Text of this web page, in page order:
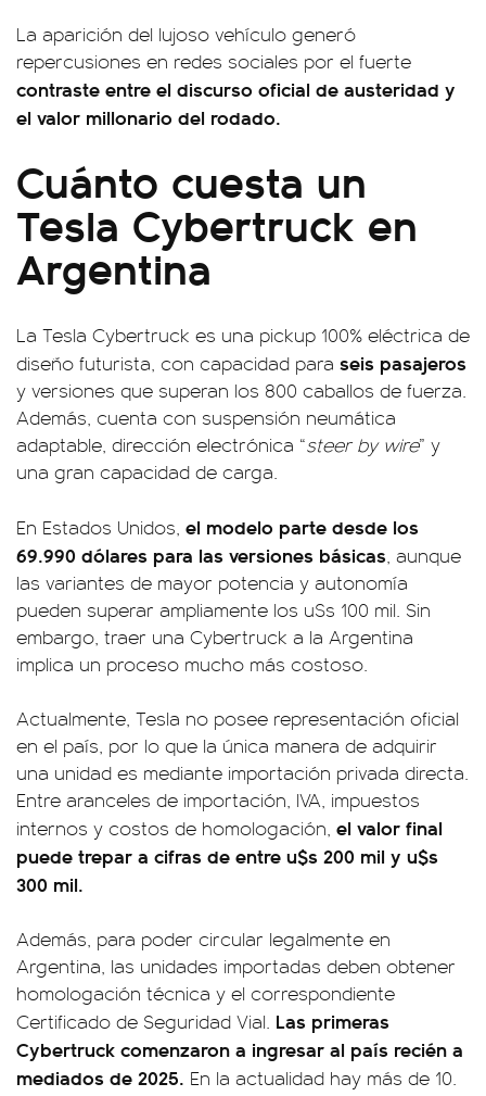
La aparición del lujoso vehículo generó
repercusiones en redes sociales por el fuerte
contraste entre el discurso oficial de austeridad y
el valor millonario del rodado.
Cuánto cuesta un
Tesla Cybertruck en
Argentina
La Tesla Cybertruck es una pickup 100% eléctrica de
diseño futurista, con capacidad para seis pasajeros
y versiones que superan los 800 caballos de fuerza.
Además, cuenta con suspensión neumática
adaptable, dirección electrónica “steer by wire” y
una gran capacidad de carga.
En Estados Unidos, el modelo parte desde los
69.990 dólares para las versiones básicas, aunque
las variantes de mayor potencia y autonomía
pueden superar ampliamente los u$s 100 mil. Sin
embargo, traer una Cybertruck a la Argentina
implica un proceso mucho más costoso.
Actualmente, Tesla no posee representación oficial
en el país, por lo que la única manera de adquirir
una unidad es mediante importación privada directa.
Entre aranceles de importación, IVA, impuestos
internos y costos de homologación, el valor final
puede trepar a cifras de entre u$s 200 mil y u$s
300 mil.
Además, para poder circular legalmente en
Argentina, las unidades importadas deben obtener
homologación técnica y el correspondiente
Certificado de Seguridad Vial. Las primeras
Cybertruck comenzaron a ingresar al país recién a
mediados de 2025. En la actualidad hay más de 10.